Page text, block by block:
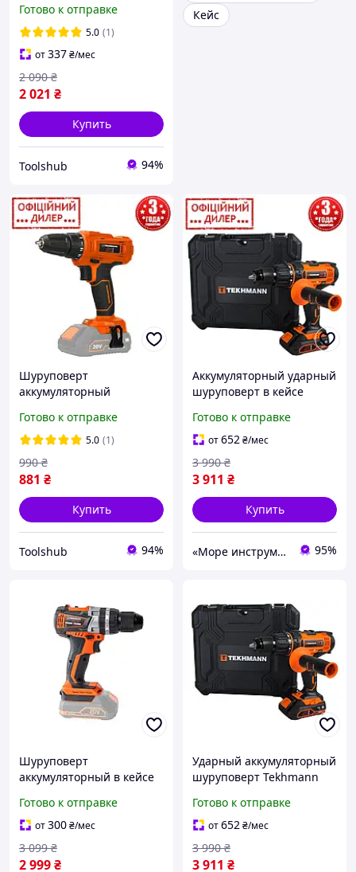
BS (Без АКБ и ЗУ, 20 В, 50
Нм, 2 скорости)
Шуруповерт
Готово к отправке
5.0 (1)
от337₴/мес
2 021 ₴
2 090 ₴
Купить
Toolshub 94%
Кейс
Шуруповерт
аккумуляторный
(Без АКБ и ЗУ, 20 В, 23 Нм)
для дома дачи
Готово к отправке
5.0 (1)
881 ₴
990 ₴
Купить
Toolshub 94%
Аккумуляторный ударный
шуруповерт в кейсе
kit (20 В, 2 А/ч,
двухскоростной)
Готово к отправке
от652₴/мес
3 911 ₴
3 990 ₴
Купить
«Море инструментов» 95%
Шуруповерт
аккумуляторный в кейсе
бесщеточный двигатель
60Нм
Готово к отправке
от300₴/мес
2 999₴
3 099 ₴
Ударный аккумуляторный
шуруповерт Tekhmann
20 В, 2 Ач, 2 скорости)
Готово к отправке
от652₴/мес
3 911 ₴
3 990 ₴